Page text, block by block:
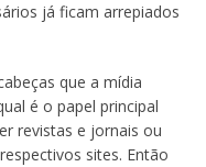
já ficam arrepiados
que a mídia
é o papel principal
revistas e jornais ou
sites. Então